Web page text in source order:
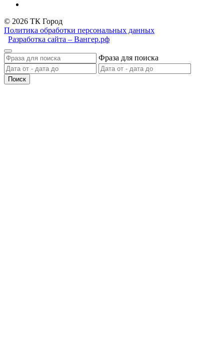
© 2026 ТК Город
Политика обработки персональных данных
Разработка сайта – Вангер.рф
Фраза для поиска
Поиск